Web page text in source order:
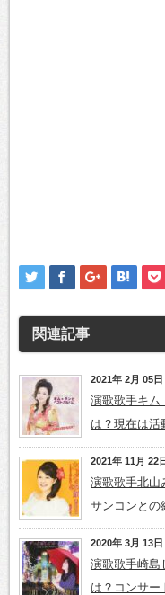
関連記事
2021年 2月 05日
演歌歌手キム
は？現在は活
2021年 11月 22
演歌歌手北山
サンコンとの
2020年 3月 13日
演歌歌手崎島
は？コンサー